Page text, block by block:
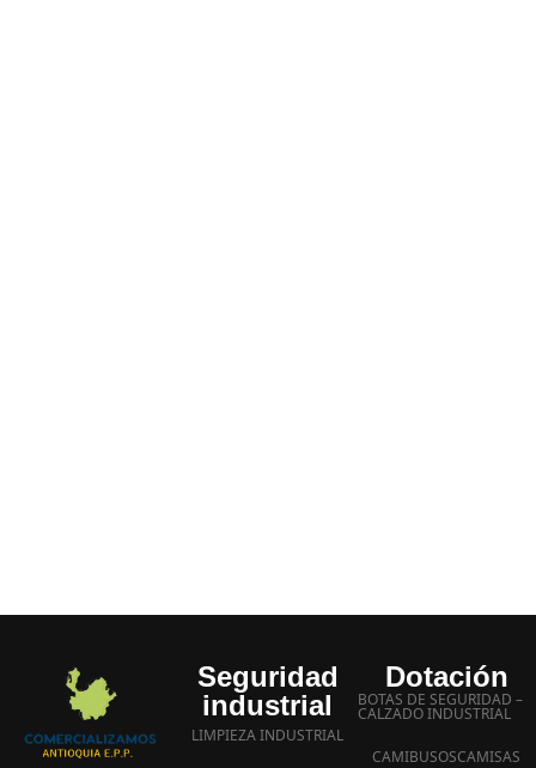
Seguridad
industrial
LIMPIEZA INDUSTRIAL
Dotación
BOTAS DE SEGURIDAD –
CALZADO INDUSTRIAL
CAMIBUSOSCAMISAS